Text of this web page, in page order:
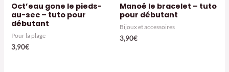
Note
0
sur
5
Oct’eau gone le pieds-
au-sec – tuto pour
débutant
Pour la plage
3,90€
Note
0
sur
Manoé le bracelet – tuto
pour débutant
Bijoux et accessoires
3,90€